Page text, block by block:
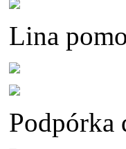
Lina
Podpórka